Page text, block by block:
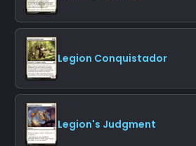
Legion Conquistador
Legion's Judgment